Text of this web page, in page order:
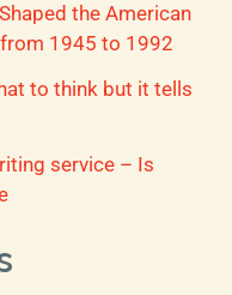
the American
1945 to 1992
to think but it tells
service – Is